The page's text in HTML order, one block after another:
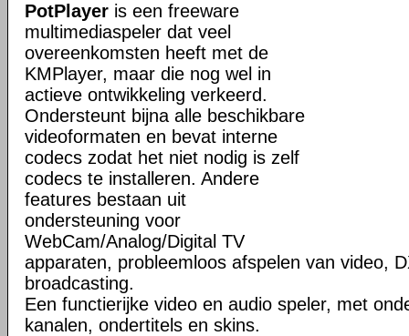
PotPlayer is een freeware
multimediaspeler dat veel
overeenkomsten heeft met de
KMPlayer, maar die nog wel in
actieve ontwikkeling verkeerd.
Ondersteunt bijna alle beschikbare
videoformaten en bevat interne
codecs zodat het niet nodig is zelf
codecs te installeren. Andere
features bestaan uit
ondersteuning voor
WebCam/Analog/Digital TV
apparaten, probleemloos afspelen van video,
broadcasting.
Een functierijke video en audio speler, met
kanalen, ondertitels en skins.